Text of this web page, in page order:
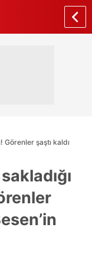
Görenler şaştı kaldı